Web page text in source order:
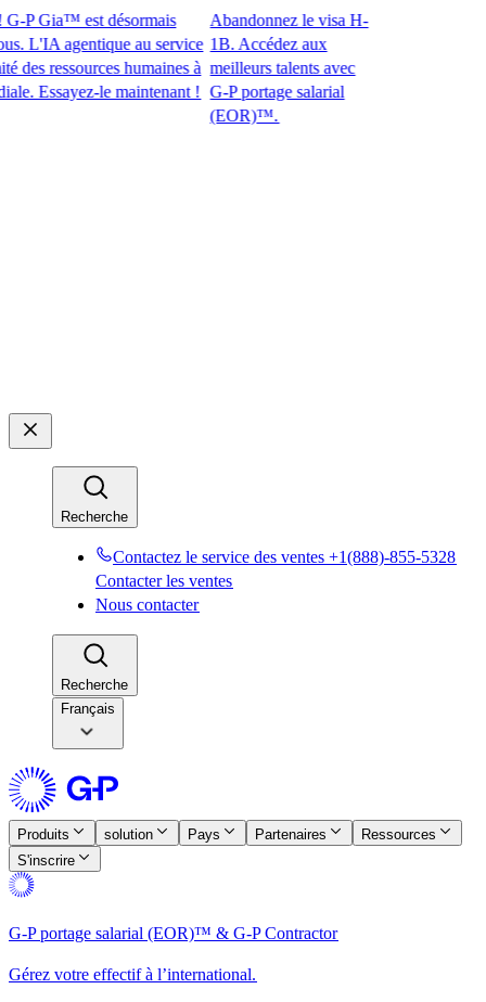
Gia™ est désormais
agentique au service
ressources humaines à
le maintenant !​​
Abandonnez le visa H-
1B. Accédez aux
meilleurs talents avec
G-P portage salarial
(EOR)™.​​
Recherche​​
Contactez le service des ventes +1(888)-855-5328​​
Contacter les ventes​​
Nous contacter​​
Recherche​​
Français
Produits​​ solution​​ Pays​​ Partenaires​​
Ressources​​
S'inscrire​​
G-P portage salarial (EOR)™ & G-P Contractor​​
Gérez votre effectif à l’international.​​